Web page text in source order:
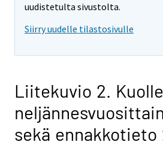
uudistetulta sivustolta.
Siirry uudelle tilastosivulle
Liitekuvio 2.
sekä ennakkotieto